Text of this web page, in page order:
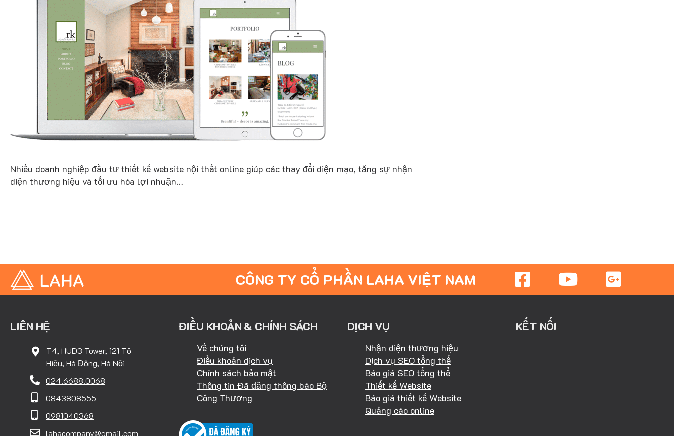
Nhiều doanh nghiệp đầu tư thiết kế website nội thất online giúp các thay đổi diện mạo, tăng sự nhận
diện thương hiệu và tối ưu hóa lợi nhuận…
CÔNG TY CỔ PHẦN LAHA VIỆT NAM
LIÊN HỆ
T4, HUD3 Tower, 121 Tô
Hiệu, Hà Đông, Hà Nội
024.6688.0068
0843808555
0981040368
lahacompany@gmail.com
ĐIỀU KHOẢN & CHÍNH SÁCH
Về chúng tôi
Điều khoản dịch vụ
Chính sách bảo mật
Thông tin Đã đăng thông báo Bộ
Công Thương
DỊCH VỤ
Nhận diện thương hiệu
Dịch vụ SEO tổng thể
Báo giá SEO tổng thể
Thiết kế Website
Báo giá thiết kế Website
Quảng cáo online
KẾT NỐI